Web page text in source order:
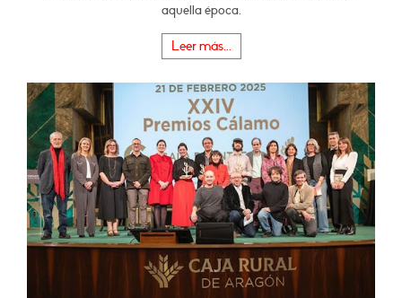
aquella época.
Leer más...